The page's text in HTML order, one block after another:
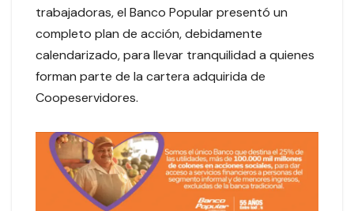
trabajadoras, el Banco Popular presentó un
completo plan de acción, debidamente
calendarizado, para llevar tranquilidad a quienes
forman parte de la cartera adquirida de
Coopeservidores.